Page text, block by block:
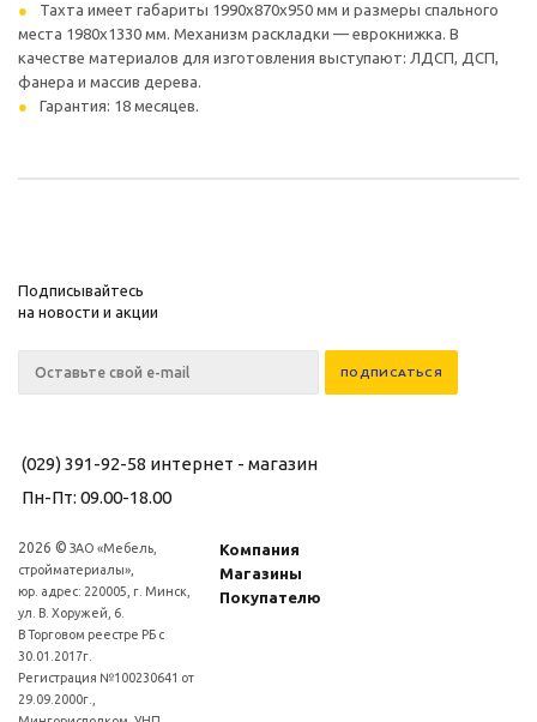
Тахта имеет габариты 1990х870x950 мм и размеры спального
места 1980x1330 мм. Механизм раскладки — еврокнижка. В
качестве материалов для изготовления выступают: ЛДСП, ДСП,
фанера и массив дерева.
Гарантия: 18 месяцев.
Подписывайтесь
на новости и акции
(029) 391-92-58 интернет - магазин
Пн-Пт: 09.00-18.00
2026 © ЗАО «Мебель,
стройматериалы»,
юр. адрес: 220005, г. Минск,
ул. В. Хоружей, 6.
В Торговом реестре РБ с
30.01.2017г.
Регистрация №100230641 от
29.09.2000г.,
Компания
Магазины
Покупателю